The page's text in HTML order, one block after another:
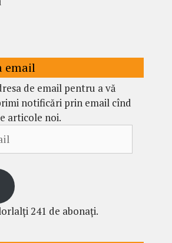
email
de email pentru a vă
notificări prin email cînd
articole noi.
241 de abonați.